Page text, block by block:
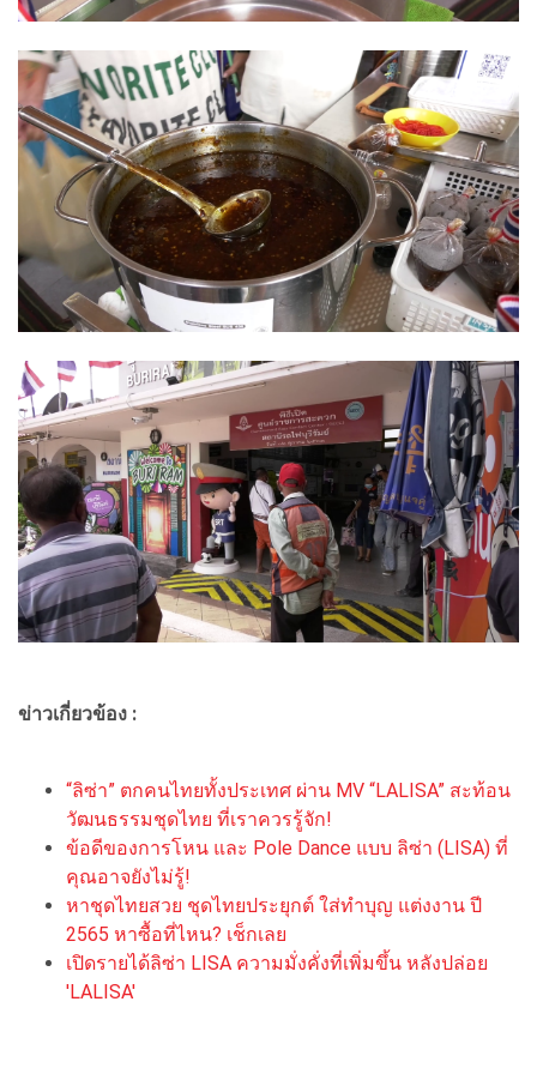
ข่าวเกี่ยวข้อง :
“ลิซ่า” ตกคนไทยทั้งประเทศ ผ่าน MV “LALISA” สะท้อน
วัฒนธรรมชุดไทย ที่เราควรรู้จัก!
ข้อดีของการโหน และ Pole Dance แบบ ลิซ่า (LISA) ที่
คุณอาจยังไม่รู้!
หาชุดไทยสวย ชุดไทยประยุกต์ ใส่ทำบุญ แต่งงาน ปี
2565 หาซื้อที่ไหน? เช็กเลย
เปิดรายได้ลิซ่า LISA ความมั่งคั่งที่เพิ่มขึ้น หลังปล่อย
'LALISA'